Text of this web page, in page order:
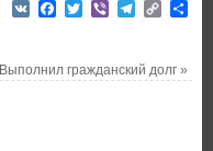
VK Facebook
TwitterViberTelegram
Copy
Выполнил гражданский долг»